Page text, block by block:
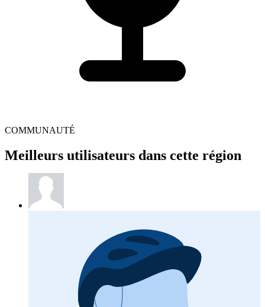
COMMUNAUTÉ
Meilleurs utilisateurs dans cette région